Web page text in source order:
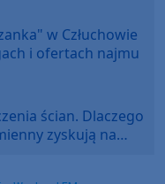
w Człuchowie
i ofertach najmu
ścian. Dlaczego
zyskują na